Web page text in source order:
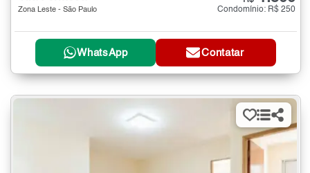
Zona Leste - São Paulo Condomínio: R$ 250
WhatsApp Contatar